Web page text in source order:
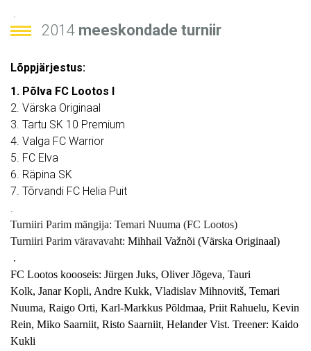
.
2014 meeskondade turniir
Lõppjärjestus:
1. Põlva FC Lootos I
2. Värska Originaal
3. Tartu SK 10 Premium
4. Valga FC Warrior
5. FC Elva
6. Räpina SK
7. Tõrvandi FC Helia Puit
.
Turniiri Parim mängija: Temari Nuuma (FC Lootos)
Turniiri Parim väravavaht: Mihhail Važnõi (Värska Originaal)
.
FC Lootos koooseis: Jürgen Juks, Oliver Jõgeva, Tauri
Kolk, Janar Kopli, Andre Kukk, Vladislav Mihnovitš, Temari
Nuuma, Raigo Orti, Karl-Markkus Põldmaa, Priit Rahuelu, Kevin
Rein, Miko Saarniit, Risto Saarniit, Helander Vist. Treener: Kaido
Kukli